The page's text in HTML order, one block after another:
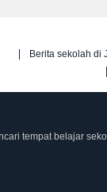
Berita sekolah di
tempat belajar